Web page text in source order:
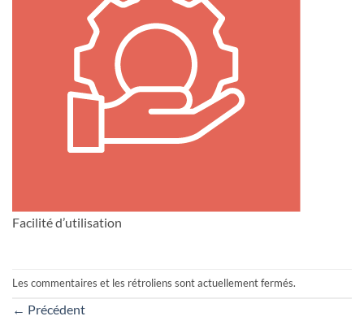
Facilité d’utilisation
Les commentaires et les rétroliens sont actuellement fermés.
← Précédent